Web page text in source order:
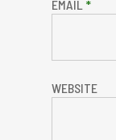
EMAIL *
WEBSITE